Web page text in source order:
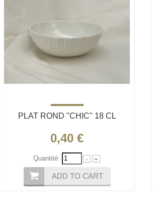
PLAT ROND "CHIC" 18 CL
0,40 €
Quantité: - +
ADD TO CART